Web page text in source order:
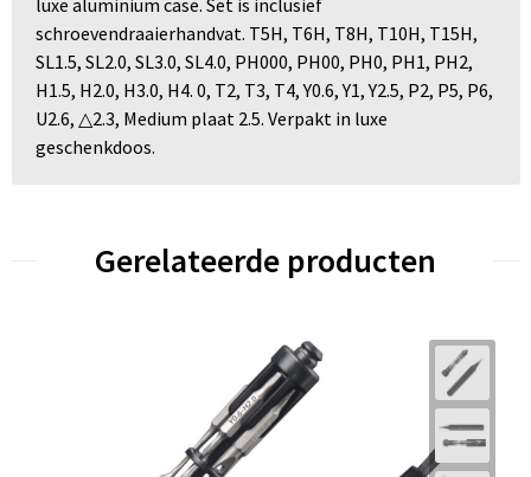
luxe aluminium case. Set is inclusief
schroevendraaierhandvat. T5H, T6H, T8H, T10H, T15H,
SL1.5, SL2.0, SL3.0, SL4.0, PH000, PH00, PH0, PH1, PH2,
H1.5, H2.0, H3.0, H4. 0, T2, T3, T4, Y0.6, Y1, Y2.5, P2, P5, P6,
U2.6, △2.3, Medium plaat 2.5. Verpakt in luxe
geschenkdoos.
Gerelateerde producten